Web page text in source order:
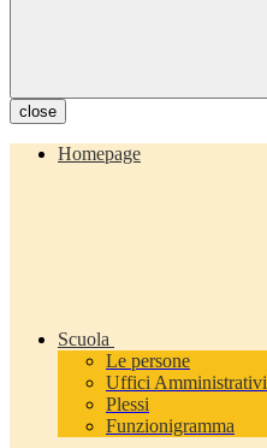
close
Homepage
Scuola
Le persone
Uffici Amministrativi
Plessi
Funzionigramma